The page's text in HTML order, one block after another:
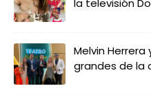
la televisión
Melvin
grandes de la